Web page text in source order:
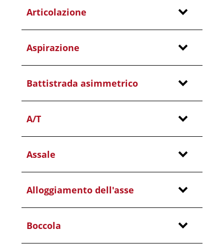
Articolazione
Aspirazione
Battistrada asimmetrico
A/T
Assale
Alloggiamento dell'asse
Boccola